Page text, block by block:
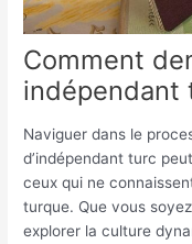
Comment
indépendant
Naviguer dans le
d’indépendant turc
ceux qui ne
turque. Que vous
explorer la culture